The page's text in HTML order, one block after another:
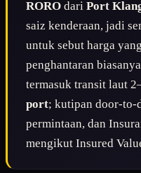
RORO dari Port
saiz kenderaan, jadi
untuk sebut harga
penghantaran biasanya
termasuk transit laut
port; kutipan door-to-
permintaan, dan
mengikut Insured